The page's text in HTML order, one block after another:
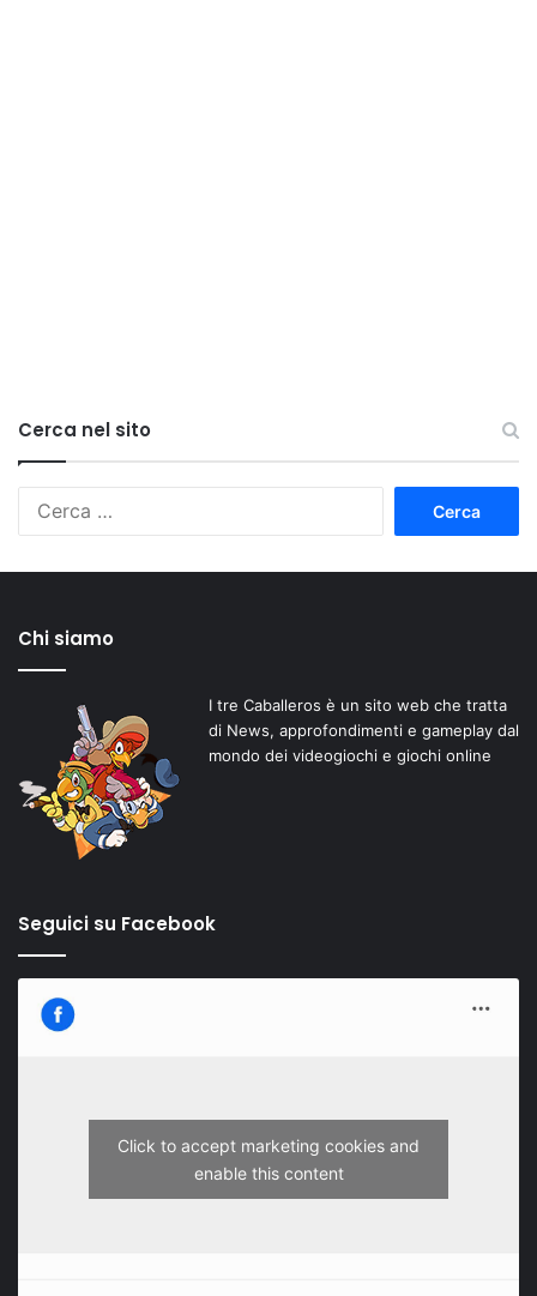
Cerca nel sito
Chi siamo
I tre Caballeros è un sito web che tratta
di News, approfondimenti e gameplay dal
mondo dei videogiochi e giochi online
Seguici su Facebook
Click to accept marketing cookies and
enable this content